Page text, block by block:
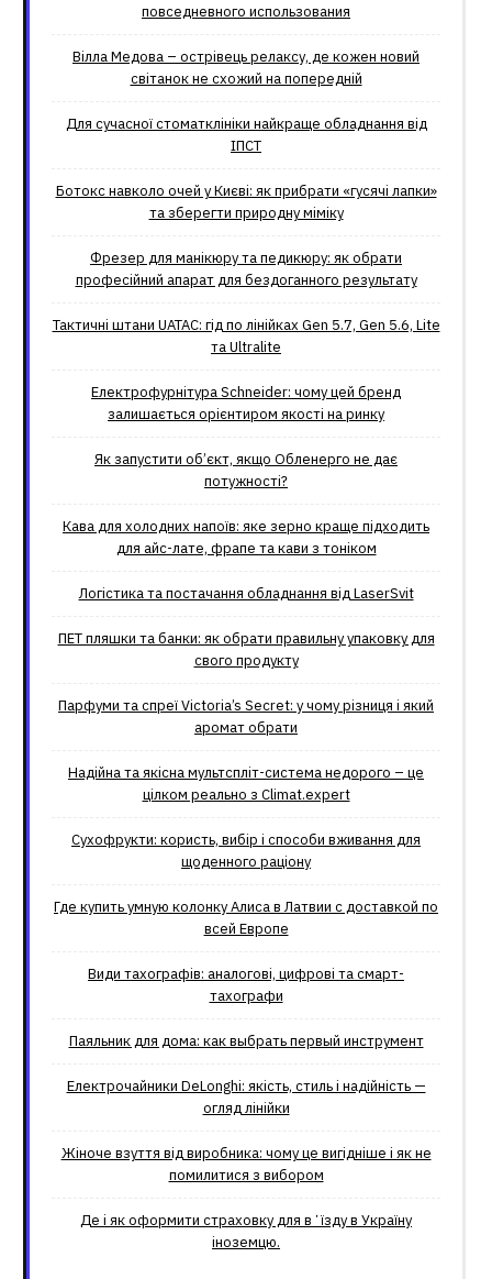
повседневного использования
Вілла Медова – острівець релаксу, де кожен новий
світанок не схожий на попередній
Для сучасної стоматклініки найкраще обладнання від
ІПСТ
Ботокс навколо очей у Києві: як прибрати «гусячі лапки»
та зберегти природну міміку
Фрезер для манікюру та педикюру: як обрати
професійний апарат для бездоганного результату
Тактичні штани UATAC: гід по лінійках Gen 5.7, Gen 5.6, Lite
та Ultralite
Електрофурнітура Schneider: чому цей бренд
залишається орієнтиром якості на ринку
Як запустити об’єкт, якщо Обленерго не дає
потужності?
Кава для холодних напоїв: яке зерно краще підходить
для айс-лате, фрапе та кави з тоніком
Логістика та постачання обладнання від LaserSvit
ПЕТ пляшки та банки: як обрати правильну упаковку для
свого продукту
Парфуми та спреї Victoria’s Secret: у чому різниця і який
аромат обрати
Надійна та якісна мультспліт-система недорого – це
цілком реально з Climat.еxpert
Сухофрукти: користь, вибір і способи вживання для
щоденного раціону
Где купить умную колонку Алиса в Латвии с доставкой по
всей Европе
Види тахографів: аналогові, цифрові та смарт-
тахографи
Паяльник для дома: как выбрать первый инструмент
Електрочайники DeLonghi: якість, стиль і надійність —
огляд лінійки
Жіноче взуття від виробника: чому це вигідніше і як не
помилитися з вибором
Де і як оформити страховку для вʼїзду в Україну
іноземцю.